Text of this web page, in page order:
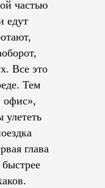
частью
едут
Все это
Тем
офис»,
улететь
глава